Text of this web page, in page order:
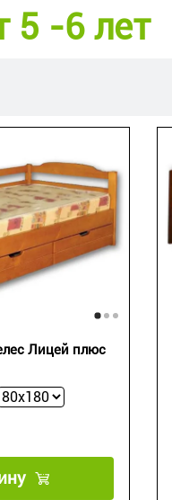
5 -6 лет
Лицей плюс